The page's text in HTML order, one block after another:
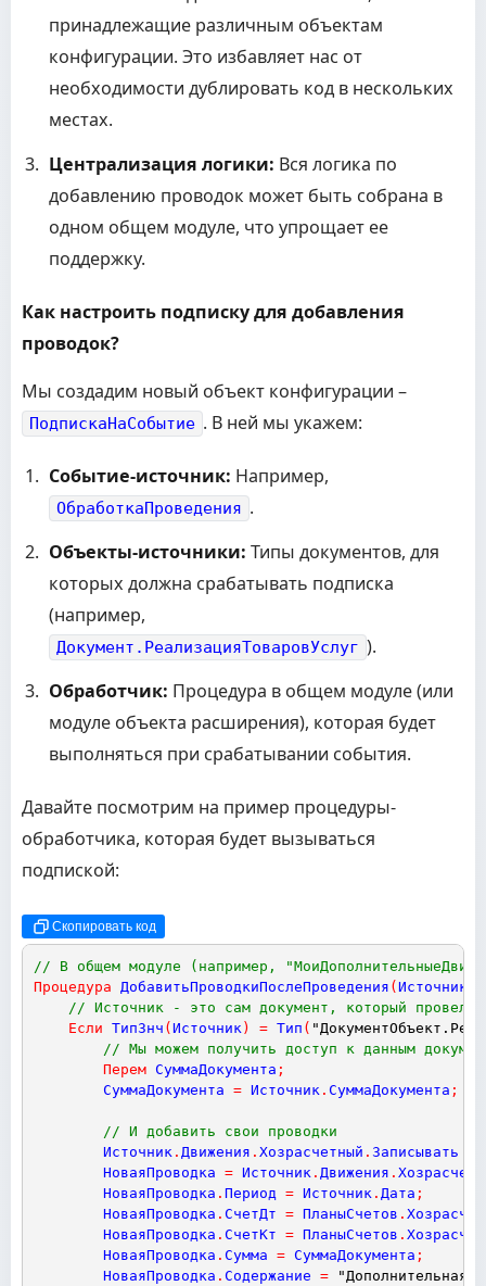
принадлежащие различным объектам
конфигурации. Это избавляет нас от
необходимости дублировать код в нескольких
местах.
Централизация логики: Вся логика по
добавлению проводок может быть собрана в
одном общем модуле, что упрощает ее
поддержку.
Как настроить подписку для добавления
проводок?
Мы создадим новый объект конфигурации –
ПодпискаНаСобытие . В ней мы укажем:
Событие-источник: Например,
ОбработкаПроведения .
Объекты-источники: Типы документов, для
которых должна срабатывать подписка
(например,
Документ.РеализацияТоваровУслуг ).
Обработчик: Процедура в общем модуле (или
модуле объекта расширения), которая будет
выполняться при срабатывании события.
Давайте посмотрим на пример процедуры-
обработчика, которая будет вызываться
подпиской:
Скопировать код
// В общем модуле (например,
Процедура ДобавитьПроводкиПослеПроведения ( Источник
// Источник - это сам документ, который провелся
Если ТипЗнч ( Источник) = Тип (
// Мы можем получить доступ к данным
Перем СуммаДокумента ;
СуммаДокумента = Источник . СуммаДокумента ;
// И добавить свои проводки
Источник . Движения . Хозрасчетный . Записывать
НоваяПроводка = Источник . Движения .
НоваяПроводка . Период = Источник . Дата ;
НоваяПроводка . СчетДт = ПланыСчетов .
НоваяПроводка . СчетКт = ПланыСчетов .
НоваяПроводка . Сумма = СуммаДокумента ;
НоваяПроводка . Содержание =
"Дополнительная